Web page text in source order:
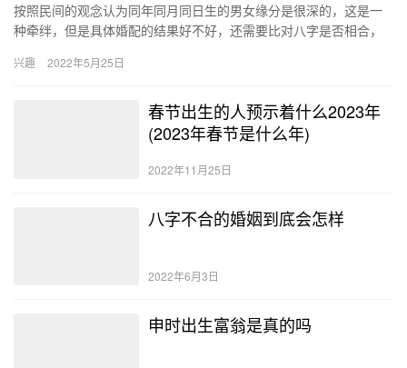
按照民间的观念认为同年同月同日生的男女缘分是很深的，这是一
种牵绊，但是具体婚配的结果好不好，还需要比对八字是否相合，
婚，更…
兴趣 2022年5月25日
春节出生的人预示着什么2023年
(2023年春节是什么年)
2022年11月25日
八字不合的婚姻到底会怎样
2022年6月3日
申时出生富翁是真的吗